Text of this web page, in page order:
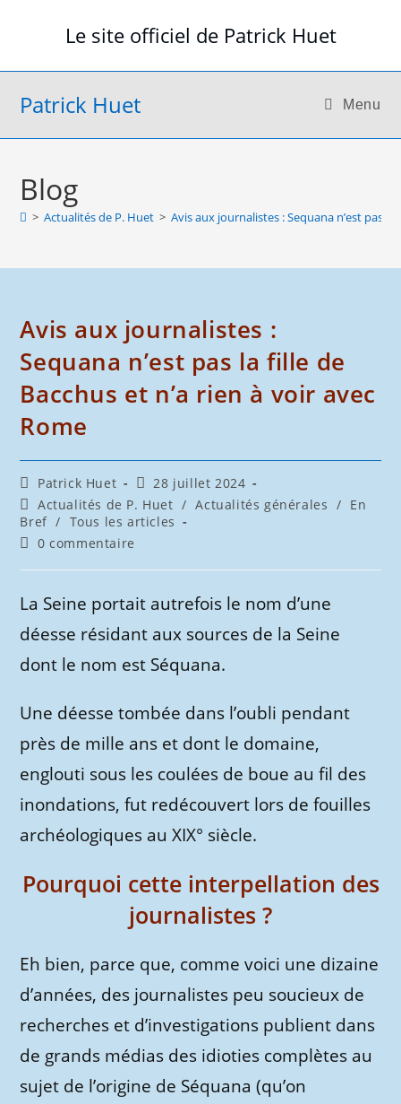
Le site officiel de Patrick Huet
Patrick Huet Menu
Blog
> Actualités de P. Huet > Avis aux journalistes : Sequana n’est pas
Avis aux journalistes :
Sequana n’est pas la fille de
Bacchus et n’a rien à voir avec
Rome
Auteur/autrice
de
la
publication :
Patrick Huet
Publication
publiée :
28 juillet 2024
Post
category:
Actualités de P. Huet / Actualités générales / En
Bref / Tous les articles
Commentaires
la
publication :
0 commentaire
La Seine portait autrefois le nom d’une
déesse résidant aux sources de la Seine
dont le nom est Séquana.
Une déesse tombée dans l’oubli pendant
près de mille ans et dont le domaine,
englouti sous les coulées de boue au fil des
inondations, fut redécouvert lors de fouilles
archéologiques au XIX° siècle.
Pourquoi cette interpellation des
journalistes ?
Eh bien, parce que, comme voici une dizaine
d’années, des journalistes peu soucieux de
recherches et d’investigations publient dans
de grands médias des idioties complètes au
sujet de l’origine de Séquana (qu’on